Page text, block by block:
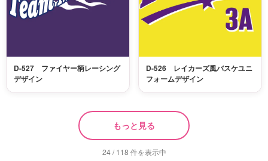
D-527 ファイヤー柄レーシング
デザイン
D-526 レイカーズ風バスケユニ
フォームデザイン
もっと見る
24 / 118 件を表示中